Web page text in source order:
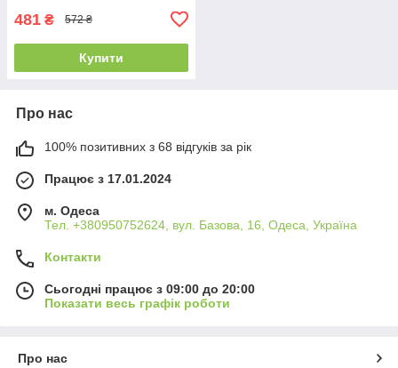
481 ₴ 572 ₴
Купити
Про нас
100% позитивних з 68 відгуків за рік
Працює з 17.01.2024
м. Одеса
Тел. +380950752624, вул. Базова, 16, Одеса, Україна
Контакти
Сьогодні працює з 09:00 до 20:00
Показати весь графік роботи
Про нас